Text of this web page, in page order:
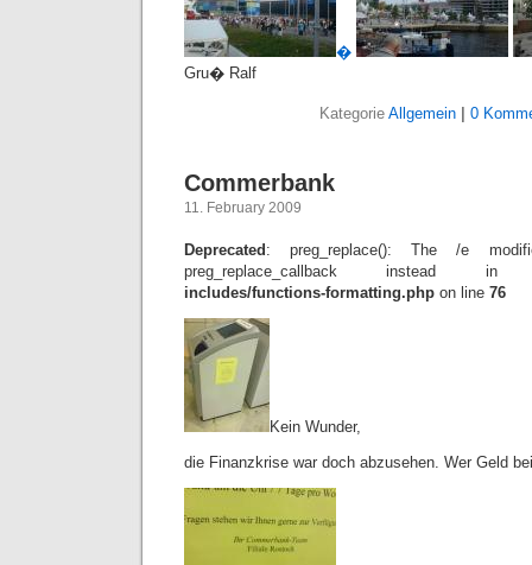
�
Gru� Ralf
Kategorie Allgemein 0
Commerbank
11. February 2009
Deprecated : preg_replace(): The /e
preg_replace_callback instead
includes/functions-formatting.php on line 76
Kein Wunder,
die Finanzkrise war doch abzusehen. Wer Geld